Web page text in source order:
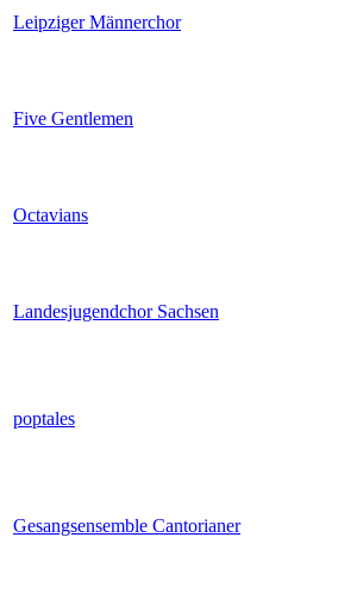
Leipziger Männerchor
Five Gentlemen
Octavians
Landesjugendchor Sachsen
poptales
Gesangsensemble Cantorianer